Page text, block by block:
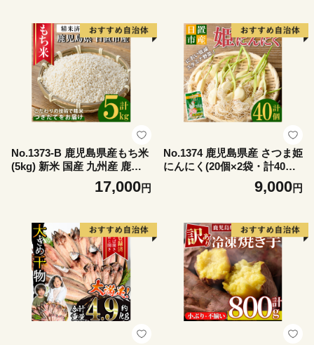
No.1373-B 鹿児島県産もち米
(5kg) 新米 国産 九州産 鹿児
島 精米 小分け もちごめ おも
ち もち 餅 モチ 【新川園芸】
17,000円
No.1374 鹿児島県産 さつま姫
にんにく(20個×2袋・計40個)
国産 九州産 鹿児島 にんにく
ひげにんにく ニンニク 調味
9,000円